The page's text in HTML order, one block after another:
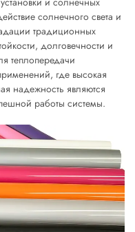
солнечного света и
традиционных
долговечности и
теплопередачи
где высокая
надежность являются
работы системы.